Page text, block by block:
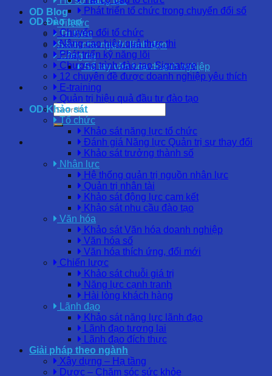
OD Blog
Tin tức
Tri thức
Sách cho người lãnh đạo
Công cụ
Sổ tay văn hóa doanh nghiệp
Phát triển tổ chức trong chuyển đổi số
OD Đào tạo
Chuyển đổi tổ chức
Nâng cao hiệu quả thực thi
Phát triển kỹ năng lõi
Chương trình đào tạo Signature
12 chuyên đề được doanh nghiệp yêu thích
E-training
Quản trị hiệu quả đầu tư đào tạo
OD Khảo sát
Tổ chức
Khảo sát năng lực tổ chức
Đánh giá Năng lực Quản trị sự thay đổi
Khảo sát trưởng thành số
Nhân lực
Hệ thống quản trị nguồn nhân lực
Quản trị nhân tài
Khảo sát động lực cam kết
Khảo sát nhu cầu đào tạo
Văn hóa
Khảo sát Văn hóa doanh nghiệp
Văn hóa số
Văn hóa thích ứng, đổi mới
Chiến lược
Khảo sát chuỗi giá trị
Năng lực cạnh tranh
Hài lòng khách hàng
Lãnh đạo
Khảo sát năng lực lãnh đạo
Lãnh đạo tương lai
Lãnh đạo đích thực
Giải pháp theo ngành
Xây dựng – Hạ tầng
Dược – Chăm sóc sức khỏe